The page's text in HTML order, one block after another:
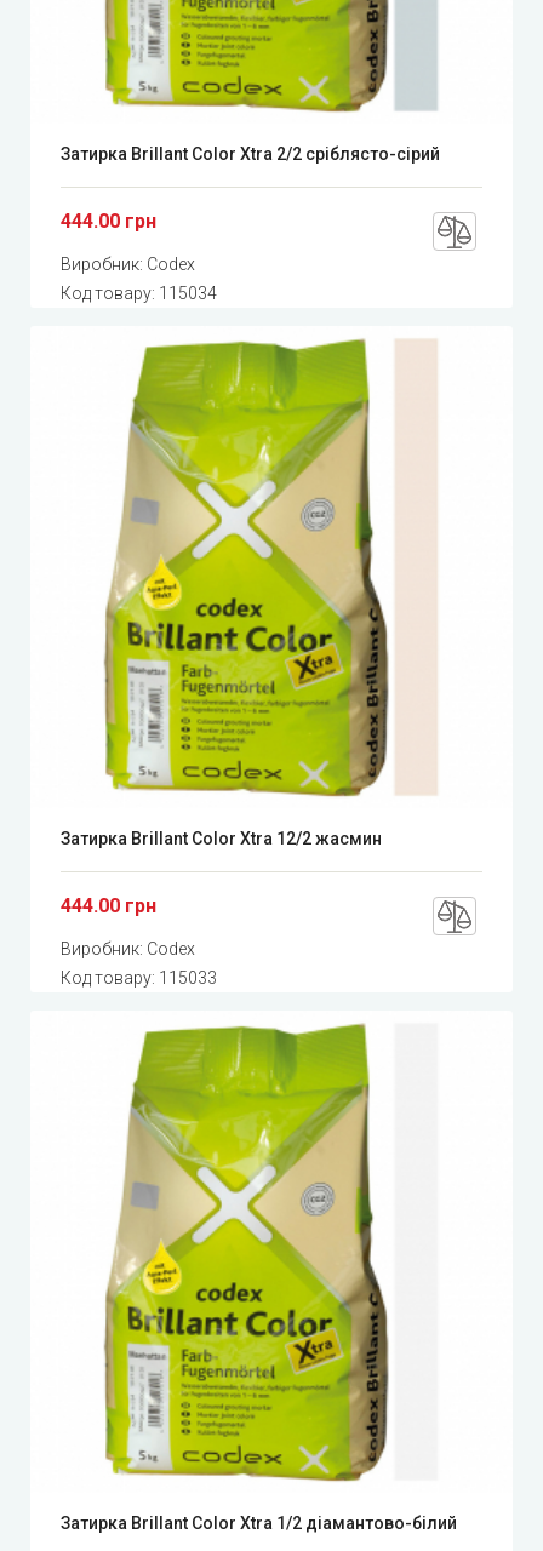
Затирка Brillant Color Xtra 2/2 сріблясто-сірий
444.00 грн
Виробник: Codex
Код товару: 115034
Затирка Brillant Color Xtra 12/2 жасмин
444.00 грн
Виробник: Codex
Код товару: 115033
Затирка Brillant Color Xtra 1/2 діамантово-білий